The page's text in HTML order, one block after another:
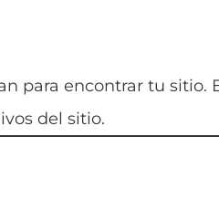
para encontrar tu sitio.
del sitio.